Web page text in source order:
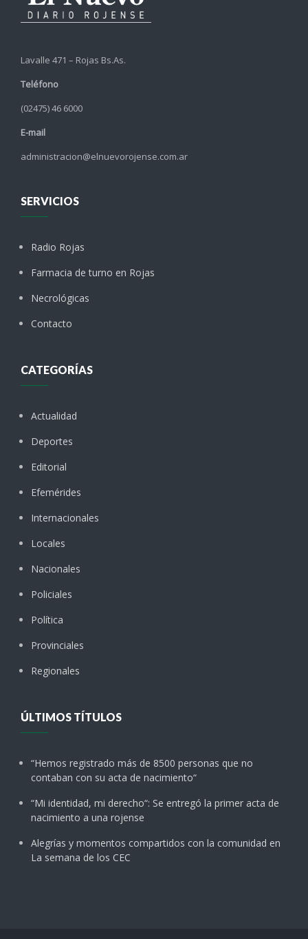
Lavalle 471 – Rojas Bs.As.
Teléfono
(02475) 46 6000
E-mail
administracion@elnuevorojense.com.ar
SERVICIOS
Radio Rojas
Farmacia de turno en Rojas
Necrológicas
Contacto
CATEGORÍAS
Actualidad
Deportes
Editorial
Efemérides
Internacionales
Locales
Nacionales
Policiales
Política
Provinciales
Regionales
ÚLTIMOS TÍTULOS
“Hemos registrado más de 8500 personas que no
contaban con su acta de nacimiento“
“Mi identidad, mi derecho“: Se entregó la primer acta de
nacimiento a una rojense
Alegrías y momentos compartidos con la comunidad en
La semana de los CEC